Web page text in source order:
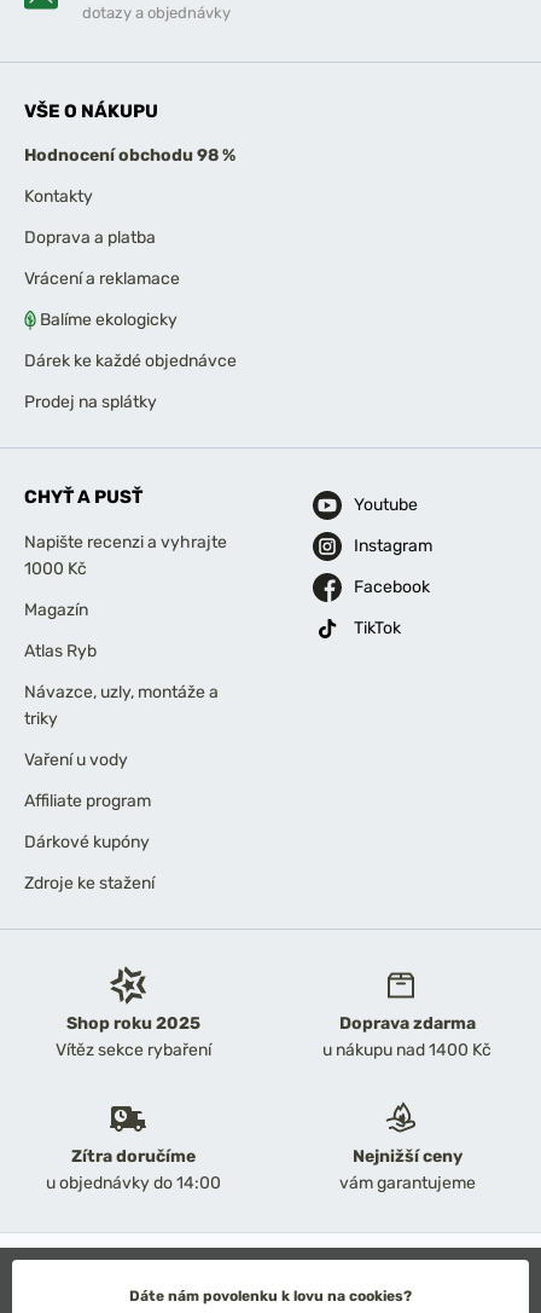
Shop roku 2025
Vítěz sekce rybaření
Doprava zdarma
u nákupu nad 1400 Kč
Zítra doručíme
u objednávky do 14:00
Nejnižší ceny
vám garantujeme
dotazy a objednávky
VŠE O NÁKUPU
Hodnocení obchodu 98 %
Kontakty
Doprava a platba
Vrácení a reklamace
Balíme ekologicky
Dárek ke každé objednávce
Prodej na splátky
CHYŤ A PUSŤ
Napište recenzi a vyhrajte
1000 Kč
Magazín
Atlas Ryb
Návazce, uzly, montáže a
triky
Vaření u vody
Affiliate program
Dárkové kupóny
Zdroje ke stažení
Youtube
Instagram
Facebook
TikTok
Obchodní podmínky
Dáte nám povolenku k lovu na cookies?